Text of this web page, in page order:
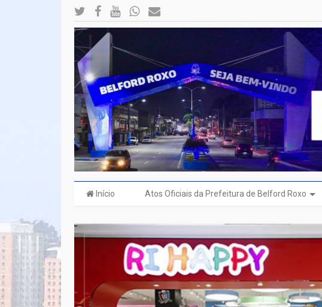
Início Atos Oficiais da Prefeitura de Belford Roxo